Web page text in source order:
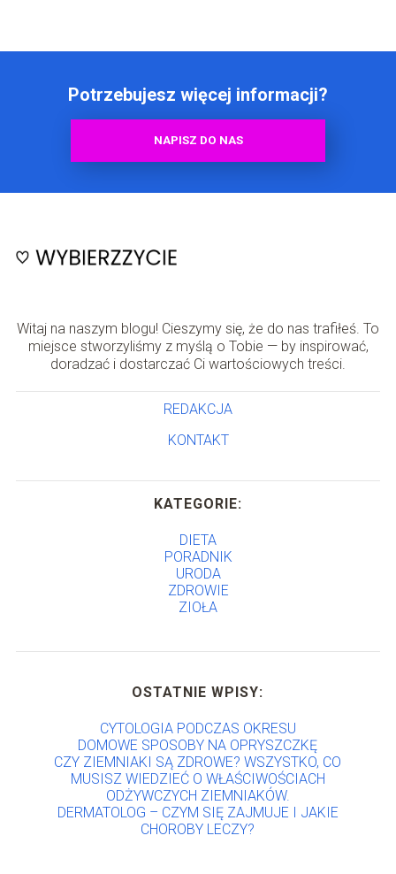
Potrzebujesz więcej informacji?
NAPISZ DO NAS
Witaj na naszym blogu! Cieszymy się, że do nas trafiłeś. To
miejsce stworzyliśmy z myślą o Tobie — by inspirować,
doradzać i dostarczać Ci wartościowych treści.
REDAKCJA
KONTAKT
KATEGORIE:
DIETA
PORADNIK
URODA
ZDROWIE
ZIOŁA
OSTATNIE WPISY:
CYTOLOGIA PODCZAS OKRESU
DOMOWE SPOSOBY NA OPRYSZCZKĘ
CZY ZIEMNIAKI SĄ ZDROWE? WSZYSTKO, CO
MUSISZ WIEDZIEĆ O WŁAŚCIWOŚCIACH
ODŻYWCZYCH ZIEMNIAKÓW.
DERMATOLOG – CZYM SIĘ ZAJMUJE I JAKIE
CHOROBY LECZY?